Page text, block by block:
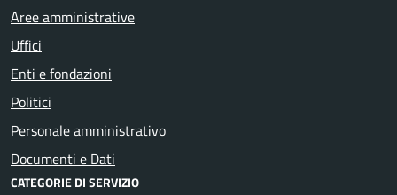
Aree amministrative
Uffici
Enti e fondazioni
Politici
Personale amministrativo
Documenti e Dati
CATEGORIE DI SERVIZIO